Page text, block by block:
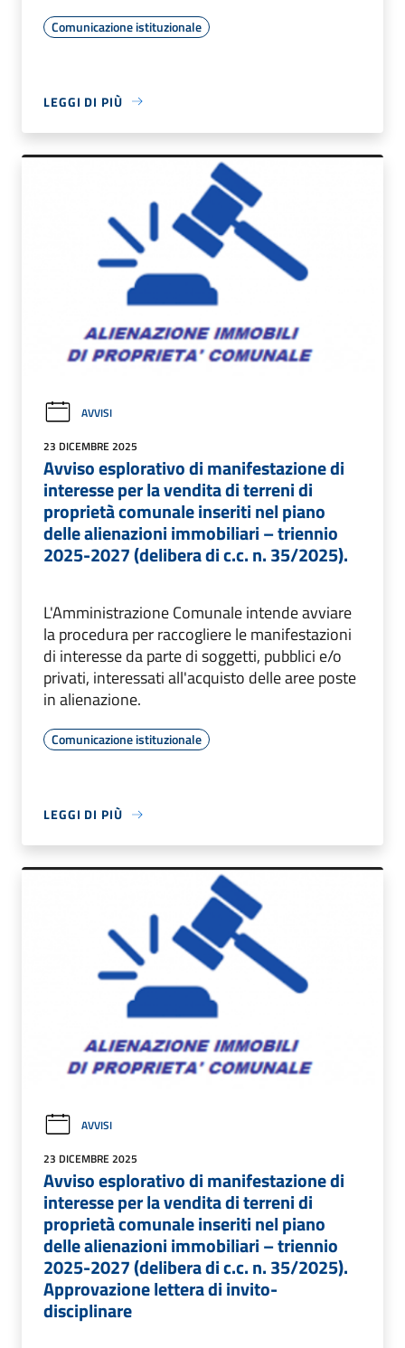
Comunicazione istituzionale
LEGGI DI PIÙ
AVVISI
23 DICEMBRE 2025
Avviso esplorativo di manifestazione di
interesse per la vendita di terreni di
proprietà comunale inseriti nel piano
delle alienazioni immobiliari – triennio
2025-2027 (delibera di c.c. n. 35/2025).
L'Amministrazione Comunale intende avviare
la procedura per raccogliere le manifestazioni
di interesse da parte di soggetti, pubblici e/o
privati, interessati all'acquisto delle aree poste
in alienazione.
Comunicazione istituzionale
LEGGI DI PIÙ
AVVISI
23 DICEMBRE 2025
Avviso esplorativo di manifestazione di
interesse per la vendita di terreni di
proprietà comunale inseriti nel piano
delle alienazioni immobiliari – triennio
2025-2027 (delibera di c.c. n. 35/2025).
Approvazione lettera di invito-
disciplinare